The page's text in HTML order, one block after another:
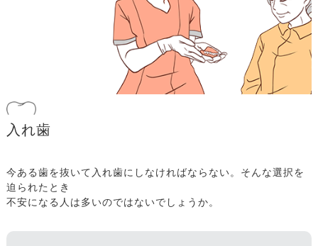
入れ歯
今ある歯を抜いて入れ歯にしなければならない。そんな選択を
迫られたとき
不安になる人は多いのではないでしょうか。